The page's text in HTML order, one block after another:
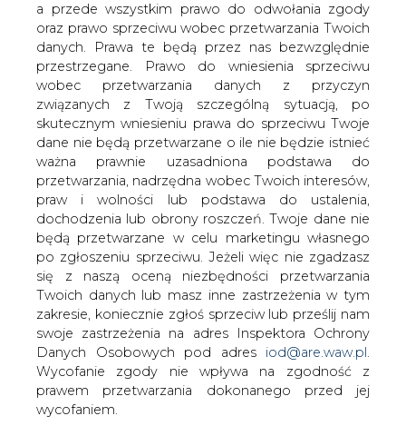
a przede wszystkim prawo do odwołania zgody
oraz prawo sprzeciwu wobec przetwarzania Twoich
danych. Prawa te będą przez nas bezwzględnie
przestrzegane. Prawo do wniesienia sprzeciwu
wobec przetwarzania danych z przyczyn
związanych z Twoją szczególną sytuacją, po
skutecznym wniesieniu prawa do sprzeciwu Twoje
dane nie będą przetwarzane o ile nie będzie istnieć
ważna prawnie uzasadniona podstawa do
przetwarzania, nadrzędna wobec Twoich interesów,
praw i wolności lub podstawa do ustalenia,
dochodzenia lub obrony roszczeń. Twoje dane nie
będą przetwarzane w celu marketingu własnego
po zgłoszeniu sprzeciwu. Jeżeli więc nie zgadzasz
się z naszą oceną niezbędności przetwarzania
Twoich danych lub masz inne zastrzeżenia w tym
zakresie, koniecznie zgłoś sprzeciw lub prześlij nam
swoje zastrzeżenia na adres Inspektora Ochrony
Danych Osobowych pod adres iod@are.waw.pl.
Wycofanie zgody nie wpływa na zgodność z
prawem przetwarzania dokonanego przed jej
wycofaniem.
Bazy paliwowe Porty Petrol oraz
Baltchemu zostaną połączone.
Katarzyna Kapczyńska we wtorkowym
&#8222;Pulsie Biznesu" zauważa, że nie
do końca wiadome jest, kto jest
właścicielem pierwszej z nich. Ustali to
sąd.
Sporym zaskoczeniem była informacja, że Aristid,
należący do Warsaw Equity Holding (czyli głównego
akcjonariusza komunikatora Gadu-Gadu), wszedł na rynek
przeładunków paliw. Jak się okazuje, w Zakładach
Chemicznych Baltchem ze Szczecina idzie mu świetnie.
Sporo problemów może mieć za to w Świnoujściu, gdzie
kupił od Millennium Leasing bazę paliwową Porty Petrol.
- W Baltchemie możemy rocznie przeładowywać około
200 tys. m sześc. paliw. Zamierzamy jednak podwoić
moce przez zwiększenie pojemności o następne 40 tys.